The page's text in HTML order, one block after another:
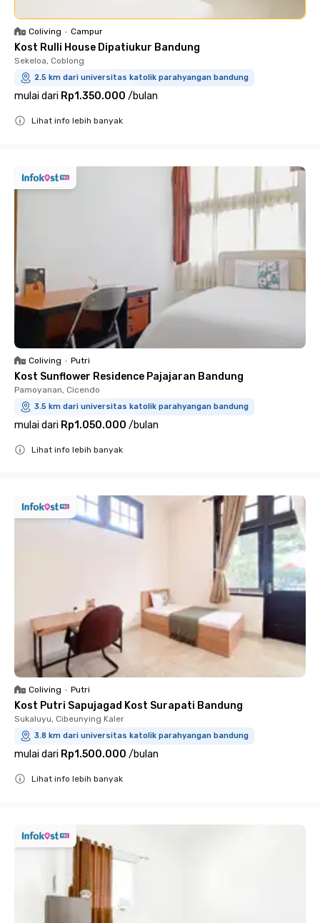
Coliving • Campur
Kost Rulli House Dipatiukur Bandung
Sekeloa, Coblong
2.5 km dari universitas katolik parahyangan bandung
mulai dari Rp1.350.000 /bulan
Lihat info lebih banyak
Coliving • Putri
Kost Sunflower Residence Pajajaran Bandung
Pamoyanan, Cicendo
3.5 km dari universitas katolik parahyangan bandung
mulai dari Rp1.050.000 /bulan
Lihat info lebih banyak
Coliving • Putri
Kost Putri Sapujagad Kost Surapati Bandung
Sukaluyu, Cibeunying Kaler
3.8 km dari universitas katolik parahyangan bandung
mulai dari Rp1.500.000 /bulan
Lihat info lebih banyak